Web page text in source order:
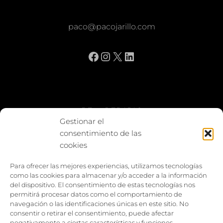
Gestionar el
consentimiento de las
cookies
Para ofrecer las mejores experiencias, utilizamos tecnologías
como las cookies para almacenar y/o acceder a la información
del dispositivo. El consentimiento de estas tecnologías nos
permitirá procesar datos como el comportamiento de
navegación o las identificaciones únicas en este sitio. No
consentir o retirar el consentimiento, puede afectar
paco@pacojarillo.com
Facebook
Instagram
X LinkedIn
BE vs REBAJAS
Entes
Capturar y compartir
Vía larga